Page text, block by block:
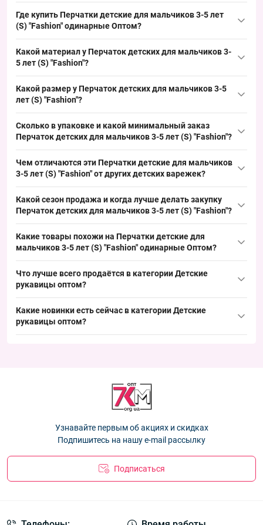
Где купить Перчатки детские для мальчиков 3-5 лет
(S) "Fashion" одинарные Оптом?
одинарные Оптом можно оптом из Одессы 7КМ; модель
оборот и удобна для регулярного пополнения торговой точки.
Какой материал у Перчаток детских для мальчиков 3-
5 лет (S) "Fashion"?
акрил с добавлением эластана без подкладки, что характерно
форму и поддерживает стабильный спрос в сезон продаж.
Какой размер у Перчаток детских для мальчиков 3-5
лет (S) "Fashion"?
является стандартным и ходовым вариантом для дошкольного
детской категории и обеспечения быстрого оборота.
Сколько в упаковке и какой минимальный заказ
Перчаток детских для мальчиков 3-5 лет (S) "Fashion"?
упаковка, что упрощает формирование партий для рынков и
товара.
Чем отличаются эти Перчатки детские для мальчиков
3-5 лет (S) "Fashion" от других детских варежек?
контрастными пальцами, это одинарные перчатки для
модели с начёсом или флисом для зимнего пика — эта модель
закрывает базовый спрос и добавляет бюджетный сегмент в
Какой сезон продажа и когда лучше делать закупку
Перчаток детских для мальчиков 3-5 лет (S) "Fashion"?
одношаровых детских перчаток; рекомендуется делать закупку
пополнить выкладку и обеспечить стабильный оборот.
Какие товары похожи на Перчатки детские для
мальчиков 3-5 лет (S) "Fashion" одинарные Оптом?
Перчатки детские Оптом для мальчиков "Черепочки"
Корона E5130 M— 32.40 ₴
Перчатки детские Оптом с начёсом для девочек 9-13 лет
"Lovely" Корона E0888 L
Что лучше всего продаётся в категорииДетские
рукавицы оптом?
Перчатки детские одинарные для девочек 2-4 лет Оптом
5081-1— 31.50 ₴
Какие новинки есть сейчас в категорииДетские
рукавицы оптом?
Перчатки детские Оптом для мальчиков "Черепочки"
— 32.40 ₴
Перчатки детские Оптом с начёсом для девочек 9-13 лет
"Lovely" Корона E0888 L— 48.60 ₴
Узнавайте первым об акциях и скидках
Подпишитесь на нашу e-mail рассылку
Подписаться